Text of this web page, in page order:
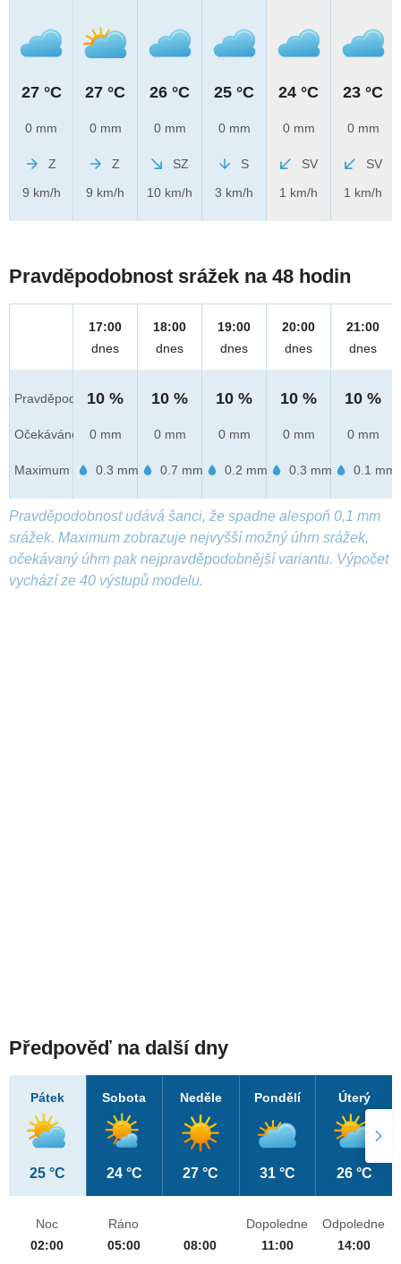
27 °C
0 mm
Z
9 km/h
27 °C
0 mm
Z
9 km/h
26 °C
0 mm
SZ
10 km/h
25 °C
0 mm
S
3 km/h
24 °C
0 mm
SV
1 km/h
23 °C
0 mm
SV
1 km/h
Pravděpodobnost srážek na 48 hodin
Pravděpod.
Očekáváno
Maximum
17:00
dnes
10 %
0 mm
0.3 mm
18:00
dnes
10 %
0 mm
0.7 mm
19:00
dnes
10 %
0 mm
0.2 mm
20:00
dnes
10 %
0 mm
0.3 mm
21:00
dnes
10 %
0 mm
0.1 mm
Pravděpodobnost udává šanci, že spadne alespoň 0,1 mm
srážek. Maximum zobrazuje nejvyšší možný úhrn srážek,
očekávaný úhrn pak nejpravděpodobnější variantu. Výpočet
vychází ze 40 výstupů modelu.
Předpověď na další dny
Pátek
25 °C
Sobota
24 °C
Neděle
27 °C
Pondělí
31 °C
Úterý
26 °C
Noc
02:00
Ráno
05:00
08:00
Dopoledne
11:00
Odpoledne
14:00